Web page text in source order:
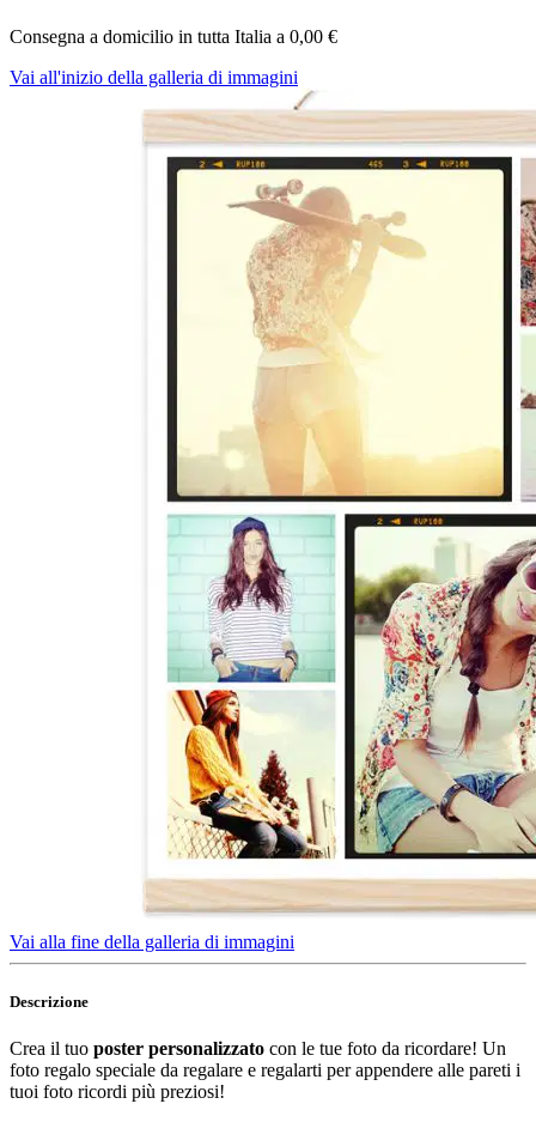
Consegna a domicilio in tutta Italia a 0,00 €
Vai all'inizio della galleria di immagini
Vai alla fine della galleria di immagini
Descrizione
Crea il tuo poster personalizzato con le tue foto da ricordare! Un
foto regalo speciale da regalare e regalarti per appendere alle pareti i
tuoi foto ricordi più preziosi!